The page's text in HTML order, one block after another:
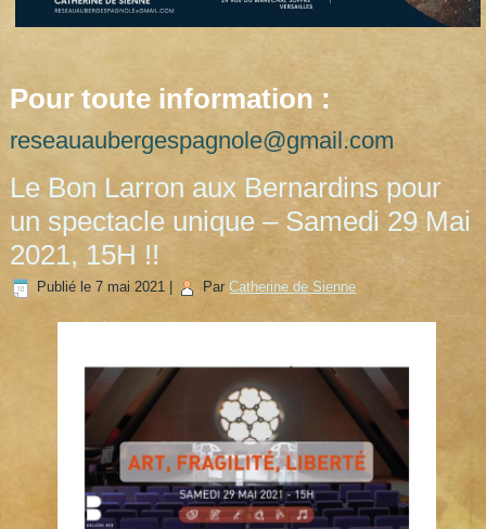
Pour toute information :
reseauaubergespagnole@gmail.com
Le Bon Larron aux Bernardins pour
un spectacle unique – Samedi 29 Mai
2021, 15H !!
Publié le 7 mai 2021 Par Catherine de Sienne